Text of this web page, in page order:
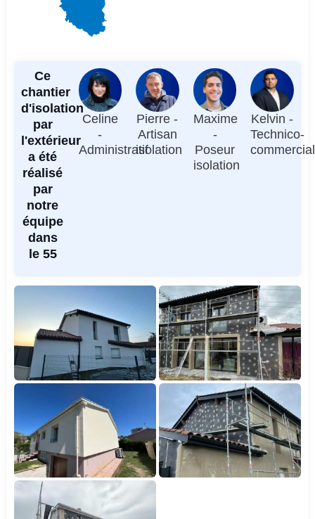
Ce
chantier
d'isolation
par
l'extérieur
a été
réalisé
par
notre
équipe
dans
le 55
Celine
-
Administratif
Pierre -
Artisan
isolation
Maxime
-
Poseur
isolation
Kelvin -
Technico-
commercial